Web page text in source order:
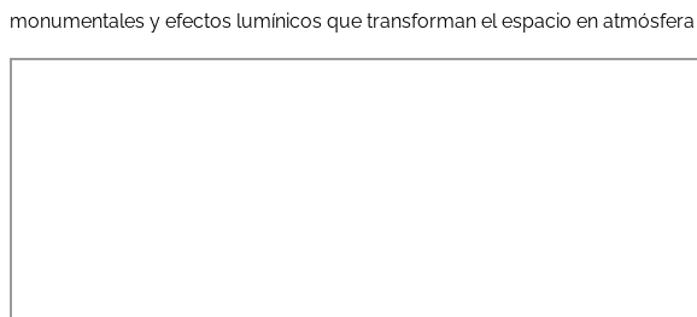
monumentales y efectos lumínicos que transforman el espacio en